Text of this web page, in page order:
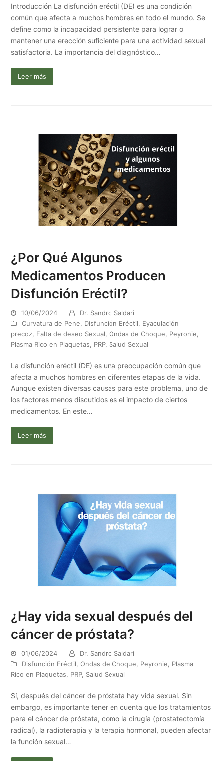
Introducción La disfunción eréctil (DE) es una condición
común que afecta a muchos hombres en todo el mundo. Se
define como la incapacidad persistente para lograr o
mantener una erección suficiente para una actividad sexual
satisfactoria. La importancia del diagnóstico…
Leer más
¿Por Qué Algunos
Medicamentos Producen
Disfunción Eréctil?
10/06/2024
Dr. Sandro Saldari
Curvatura de Pene
Disfunción Eréctil
Eyaculación
precoz
Falta de deseo Sexual ,Ondas de Choque Peyronie
Plasma Rico en Plaquetas
PRP, Salud Sexual
La disfunción eréctil (DE) es una preocupación común que
afecta a muchos hombres en diferentes etapas de la vida.
Aunque existen diversas causas para este problema, uno de
los factores menos discutidos es el impacto de ciertos
medicamentos. En este…
Leer más
¿Hay vida sexual después del
cáncer de próstata?
01/06/2024
Dr. Sandro Saldari
Disfunción Eréctil,Ondas de Choque, Peyronie, Plasma
Rico en Plaquetas, PRP, Salud Sexual
Sí, después del cáncer de próstata hay vida sexual. Sin
embargo, es importante tener en cuenta que los tratamientos
para el cáncer de próstata, como la cirugía (prostatectomía
radical), la radioterapia y la terapia hormonal, pueden afectar
la función sexual…